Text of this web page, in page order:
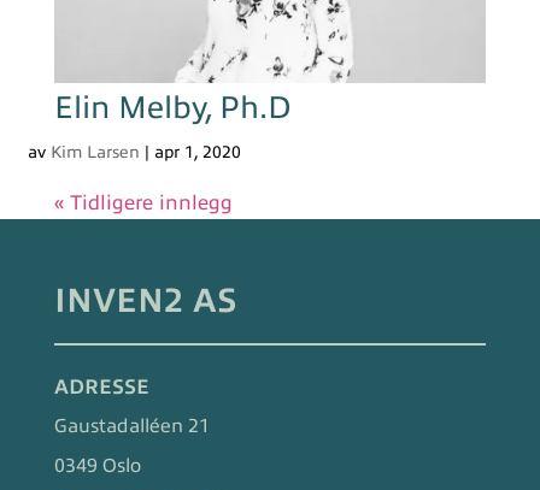
Elin Melby, Ph.D
av Kim Larsen apr 1, 2020
« Tidligere innlegg
INVEN2 AS
ADRESSE
Gaustadalléen 21
0349 Oslo